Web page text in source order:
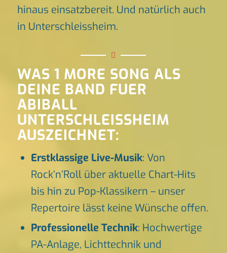
hinaus einsatzbereit. Und natürlich auch
in Unterschleissheim.
WAS 1 MORE SONG ALS
DEINE BAND FUER
ABIBALL
UNTERSCHLEISSHEIM
AUSZEICHNET:
Erstklassige Live-Musik: Von
Rock’n’Roll über aktuelle Chart-Hits
bis hin zu Pop-Klassikern – unser
Repertoire lässt keine Wünsche offen.
Professionelle Technik: Hochwertige
PA-Anlage, Lichttechnik und